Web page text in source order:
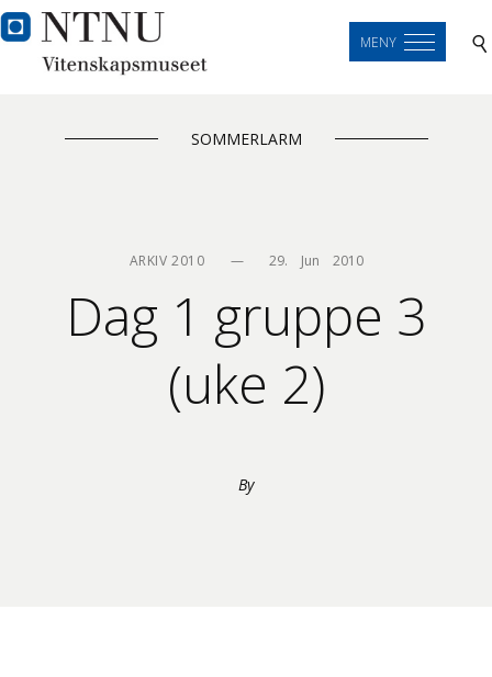
MENY
SOMMERLARM
ARKIV 2010 — 29.    Jun    2010
Dag 1 gruppe 3
(uke 2)
By